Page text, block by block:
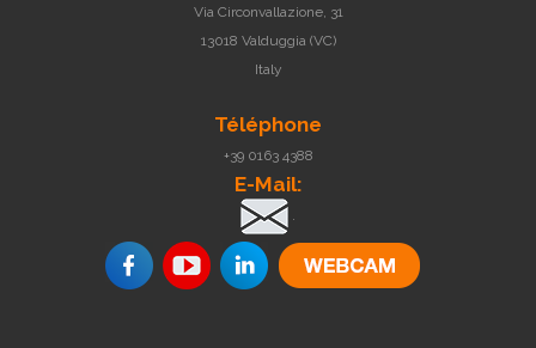
Via Circonvallazione, 31
13018 Valduggia (VC)
Italy
Téléphone
+39 0163 4388
E-Mail:
.